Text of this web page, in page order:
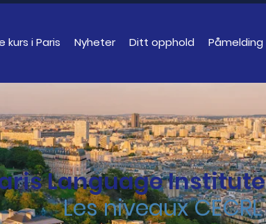
kurs i Paris Nyheter Ditt opphold Påmelding
Les niveaux CECRL
Language Institute